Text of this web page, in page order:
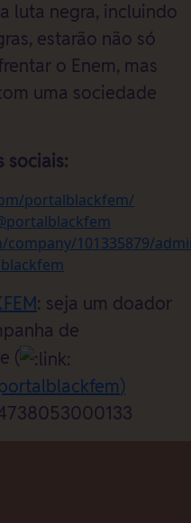
luta negra, incluindo
estarão não só
o Enem, mas
uma sociedade
sociais:
portalblackfem/
101335879/
: seja um doador
de
(
)